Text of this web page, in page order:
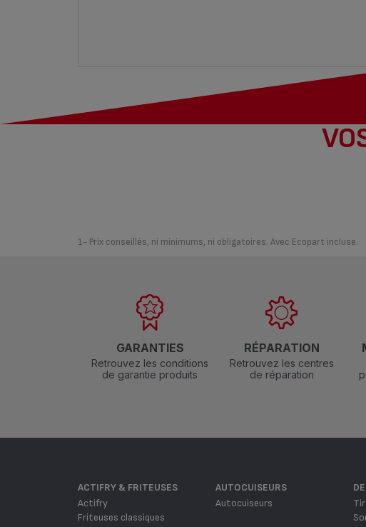
1- Prix conseillés, ni minimums, ni obligatoires. Avec Ecopart incluse.
GARANTIES
Retrouvez les conditions
de garantie produits
RÉPARATION
Retrouvez les centres
de réparation
ACTIFRY & FRITEUSES
Actifry
Friteuses classiques
AUTOCUISEURS
Autocuiseurs